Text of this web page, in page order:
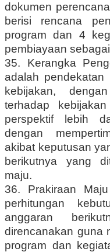
dokumen
berisi rencana
program dan 4
pembiayaan
35. Kerangka
adalah pendekatan
kebijakan,
terhadap
perspektif lebih
dengan
akibat keputusan
berikutnya yang
maju.
36. Prakiraan
perhitungan
anggaran
direncanakan guna
program dan